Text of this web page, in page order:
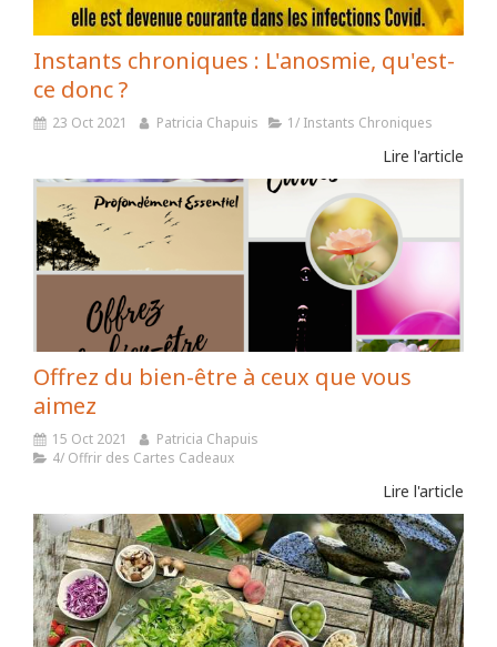
Instants chroniques : L'anosmie, qu'est-
ce donc ?
23 Oct 2021 Patricia Chapuis 1/ Instants Chroniques
Lire l'article
Offrez du bien-être à ceux que vous
aimez
15 Oct 2021
Patricia Chapuis
4/ Offrir des Cartes Cadeaux
Lire l'article